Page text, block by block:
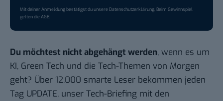
Mit deiner Anmeldung bestätigst du unsereDatenschutzerklärung. Beim Gewinnspiel
gelten dieAGB.
Du möchtest nicht abgehängt werden, wenn es um
KI, Green Tech und die Tech-Themen von Morgen
geht? Über 12.000 smarte Leser bekommen jeden
Tag UPDATE, unser Tech-Briefing mit den